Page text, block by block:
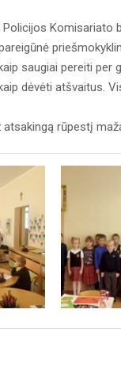
Komisariato
saugiai pereiti
dėvėti atšvaitus.
rūpestį